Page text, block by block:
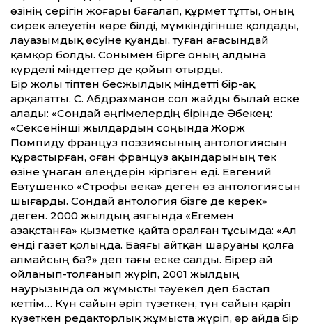
өзінің серігін жоғары бағалап, құрмет тұтты, оның
сирек әлеуетін көре білді, мүмкіндігінше қолдады,
лауа­зымдық өсуіне қуанды, туған ағасындай
қамқор болды. Сонымен бірге оның алдына
күрделі міндеттер де қойып отырды.
Бір жолы тіптен бесжылдық міндетті бір-ақ
арқалатты. С. Абдрахманов сол жайды былай еске
алады: «Сондай әңгімелердің бірінде Әбекең:
«Сексенінші жылдардың соңында Жорж
Помпиду француз поэзиясының антологиясын
құрастырған, оған француз ақындарының тек
өзіне ұнаған өлеңдерін кіргізген еді. Евгений
Евтушенко «Строфы века» деген өз антологиясын
шығарды. Сондай антология бізге де керек»
деген. 2000 жылдың аяғында «Егемен
Қазақстанға» қызметке қайта оралған тұсымда: «Ал
енді газет қолыңда. Баяғы айтқан шаруаны қолға
алмайсың ба?» деп тағы еске салды. Бірер ай
ойланып-толғанып жүріп, 2001 жылдың
наурызында ол жұмысты тәуекел деп бастап
кеттім… Күн сайын әріп түзеткен, түн сайын қаріп
күзеткен редакторлық жұмыста жүріп, әр айда бір